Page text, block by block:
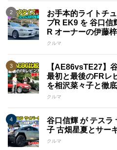
お手本的ライトチ
プR EK9 を 谷口信
R オーナーの伊藤
クルマ
【AE86vsTE27】
最初と最後のFRレ
を相沢菜々子と徹
クルマ
谷口信輝 が テスラ
子 古畑星夏とサー
クルマ